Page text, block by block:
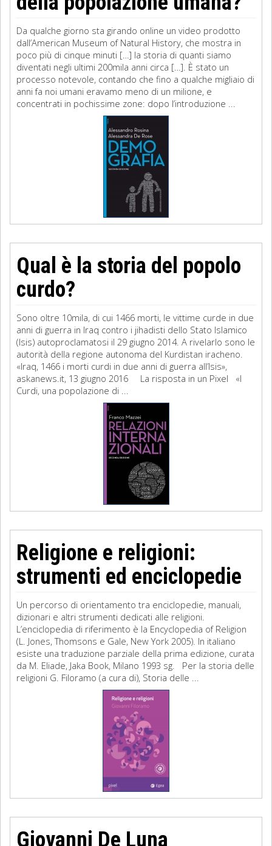
Da qualche giorno sta girando online un video prodotto
dall’American Museum of Natural History, che mostra in
poco più di cinque minuti […] la storia di quanti siamo
diventati negli ultimi 200mila anni circa […]. È stato un
processo notevole, contando che fino a qualche migliaio di
anni fa noi umani eravamo meno di un milione, e
concentrati in pochissime zone: dopo l’introduzione ...
Qual è la storia del popolo
curdo?
Sono oltre 10mila, di cui 1466 morti, le vittime curde in due
anni di guerra in Iraq contro i jihadisti dello Stato Islamico
(Isis) autoproclamatosi il 29 giugno 2014. A rivelarlo sono le
autorità della regione autonoma del Kurdistan iracheno.
«Iraq, 1466 i morti curdi in due anni di guerra all’Isis»,
askanews.it, 13 giugno 2016 La risposta in un Pixel «I
Curdi, una popolazione di ...
Religione e religioni:
strumenti ed enciclopedie
Un percorso di orientamento tra enciclopedie, manuali,
dizionari e altri strumenti dedicati alle religioni.
L’enciclopedia di riferimento è la Encyclopedia of Religion
(L. Jones, Thomsons e Gale, New York 2005). In italiano
esiste una traduzione parziale della prima edizione, curata
da M. Eliade, Jaka Book, Milano 1993 sg. Per la storia delle
religioni G. Filoramo (a cura di), Storia delle ...
Giovanni De Luna